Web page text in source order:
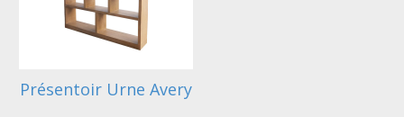
Présentoir Urne Avery